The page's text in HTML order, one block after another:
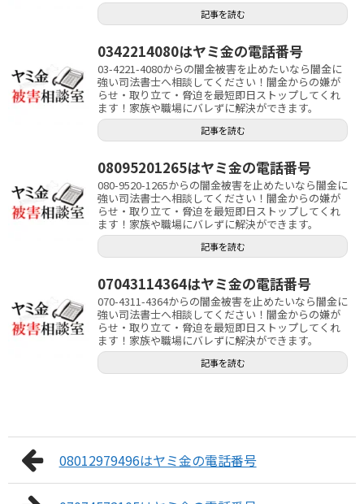
記事を読む
0342214080はヤミ金の電話番号
03-4221-4080からの闇金被害を止めたいなら闇金に
強い司法書士へ相談してください！闇金からの嫌が
らせ・取り立て・脅迫を最短即日ストップしてくれ
ます！家族や職場にバレずに解決ができます。
記事を読む
08095201265はヤミ金の電話番号
080-9520-1265からの闇金被害を止めたいなら闇金に
強い司法書士へ相談してください！闇金からの嫌が
らせ・取り立て・脅迫を最短即日ストップしてくれ
ます！家族や職場にバレずに解決ができます。
記事を読む
07043114364はヤミ金の電話番号
070-4311-4364からの闇金被害を止めたいなら闇金に
強い司法書士へ相談してください！闇金からの嫌が
らせ・取り立て・脅迫を最短即日ストップしてくれ
ます！家族や職場にバレずに解決ができます。
記事を読む
08012979496はヤミ金の電話番号